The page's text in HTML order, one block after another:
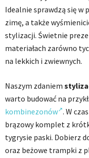
Idealnie sprawdzą się w
zimę, a także
stylizacji. Świetnie
materiałach zarówno
na lekkich i zwiewnych.
Naszym zdaniem
warto budować na
kombinezonów . W
brązowy komplet z
tygrysie paski. Dobierz
oraz beżowe trampki z